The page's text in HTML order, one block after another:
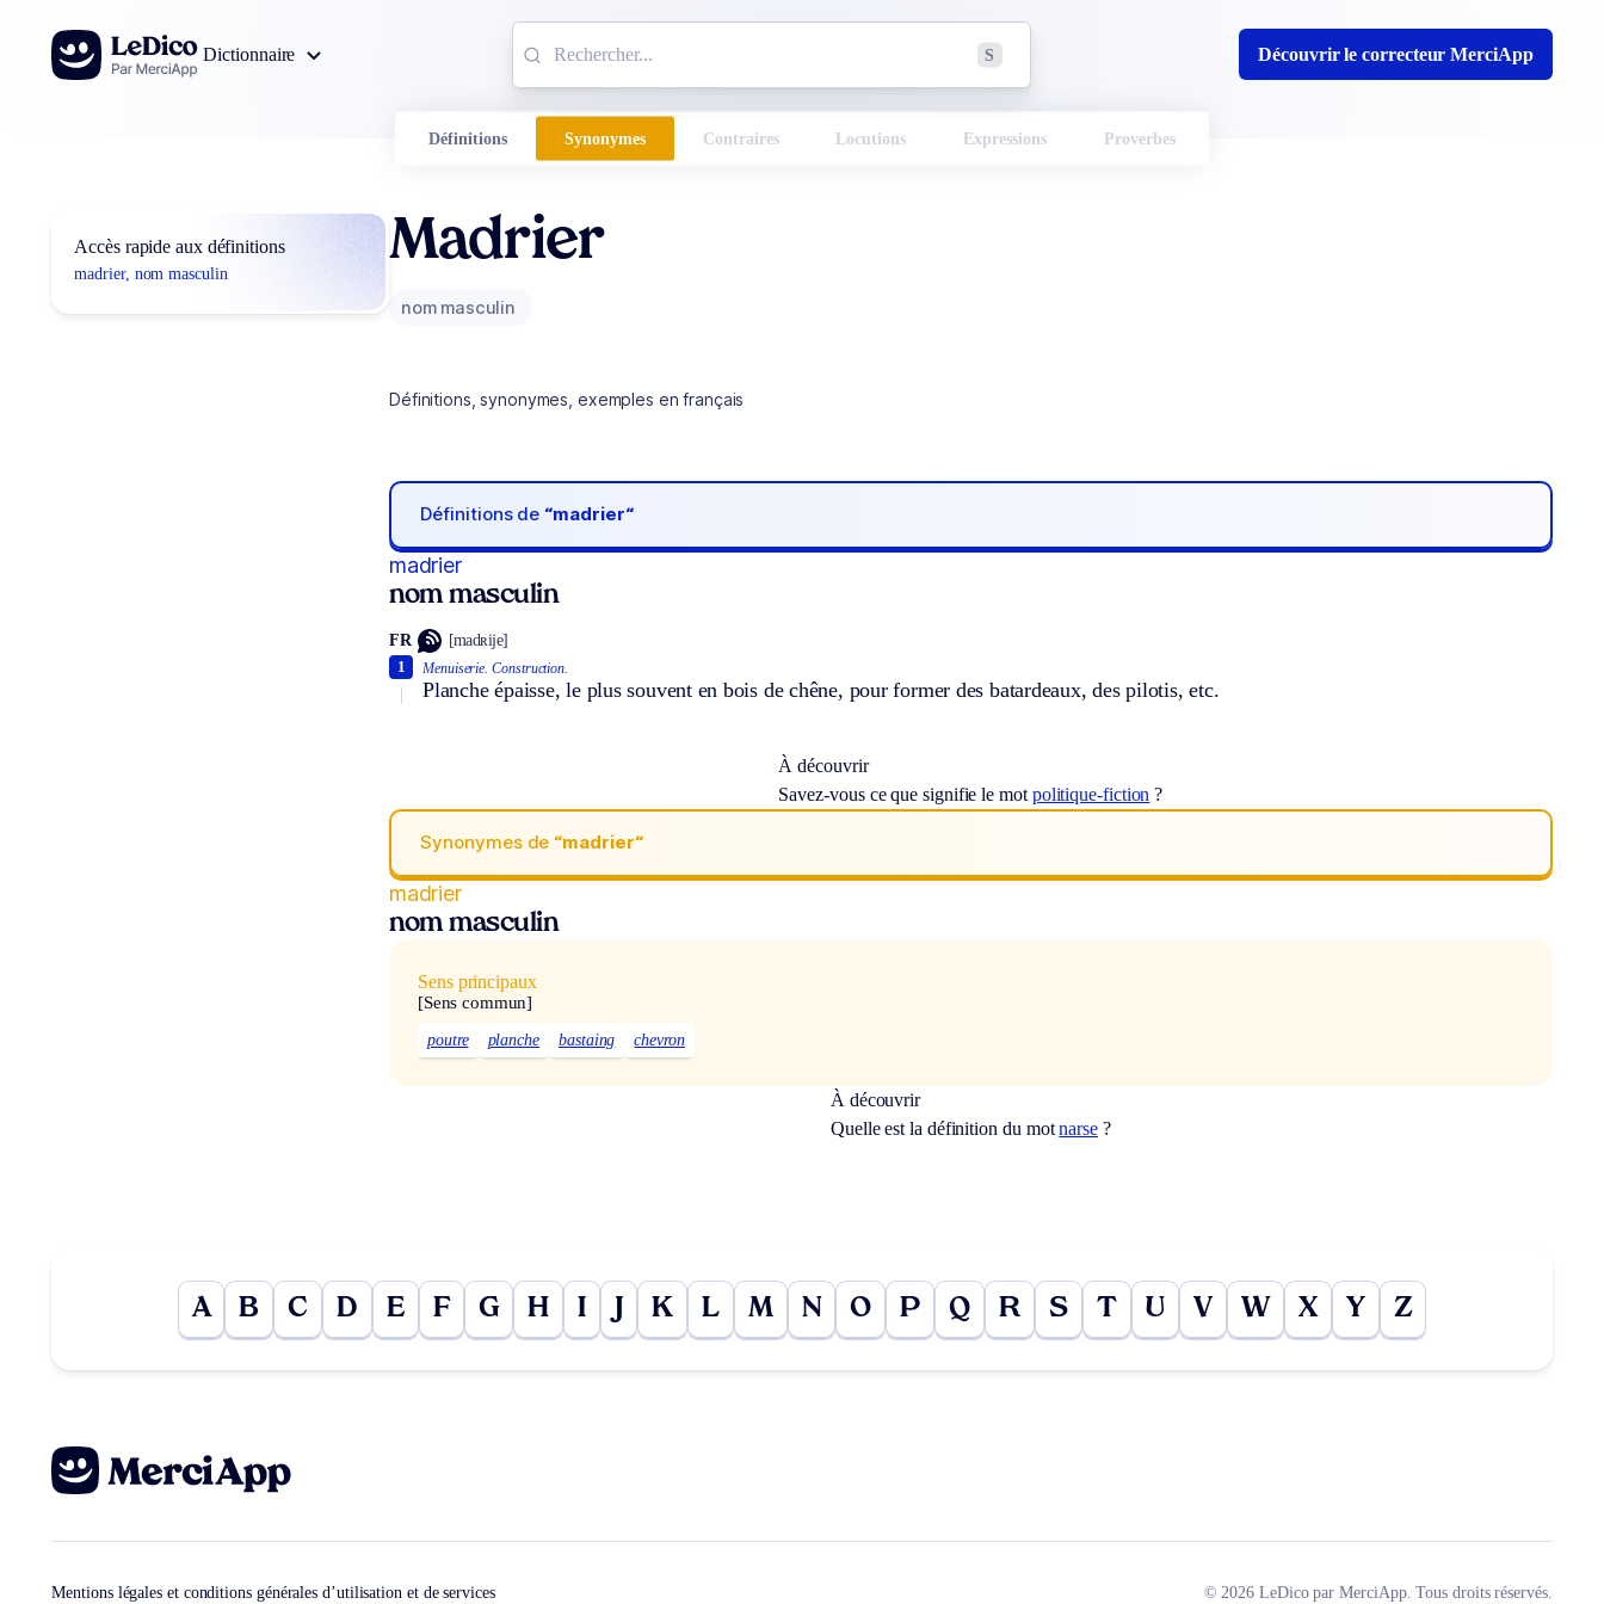
Aller au contenu
Dictionnaire
S Découvrir le correcteur MerciApp
Définitions Synonymes Contraires Locutions Expressions Proverbes
Accès rapide aux définitions
madrier, nom masculin
Madrier
nom masculin
Définitions, synonymes, exemples en français
Définitions de “madrier“
madrier
nom masculin
FR [madʀije]
Menuiserie. Construction.
Planche épaisse, le plus souvent en bois de chêne, pour former des batardeaux, des pilotis, etc.
1
À découvrir
Savez-vous ce que signifie le mot politique-fiction ?
Synonymes de “madrier“
madrier
nom masculin
Sens principaux
[Sens commun]
poutre planche bastaing chevron
À découvrir
Quelle est la définition du motnarse?
A B C D E F G H I J K L M N O P Q R S T U V W X Y Z
Mentions légales et conditions générales d’utilisation et de services © 2026 LeDico par MerciApp. Tous droits réservés.